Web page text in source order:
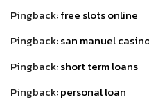
Pingback:free slots online
Pingback:san manuel
Pingback:short term loans
Pingback:personal loan